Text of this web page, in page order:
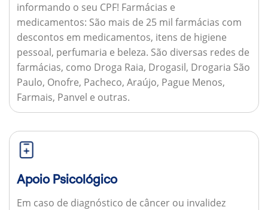
informando o seu CPF! Farmácias e
medicamentos: São mais de 25 mil farmácias com
descontos em medicamentos, itens de higiene
pessoal, perfumaria e beleza. São diversas redes de
farmácias, como Droga Raia, Drogasil, Drogaria São
Paulo, Onofre, Pacheco, Araújo, Pague Menos,
Farmais, Panvel e outras.
Apoio Psicológico
Em caso de diagnóstico de câncer ou invalidez